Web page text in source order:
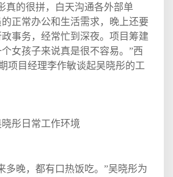
真的很拼，白天沟通各外部单
正常办公和生活需求，晚上还要
事务，经常忙到深夜。项目筹建
女孩子来说真是很不容易。”西
项目经理李作敏谈起吴晓彤的工
晓彤日常工作环境
多晚，都有口热饭吃。”吴晓彤为